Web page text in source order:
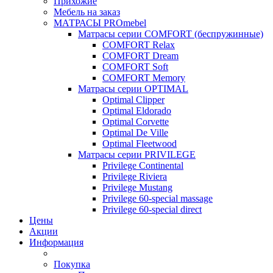
Мебель на заказ
МАТРАСЫ PROmebel
Матрасы серии COMFORT (беспружинные)
COMFORT Relax
COMFORT Dream
COMFORT Soft
COMFORT Memory
Матрасы серии OPTIMAL
Optimal Clipper
Optimal Eldorado
Optimal Corvette
Optimal De Ville
Optimal Fleetwood
Матрасы серии PRIVILEGE
Privilege Continental
Privilege Riviera
Privilege Mustang
Privilege 60-special massage
Privilege 60-special direct
Цены
Акции
Информация
Покупка